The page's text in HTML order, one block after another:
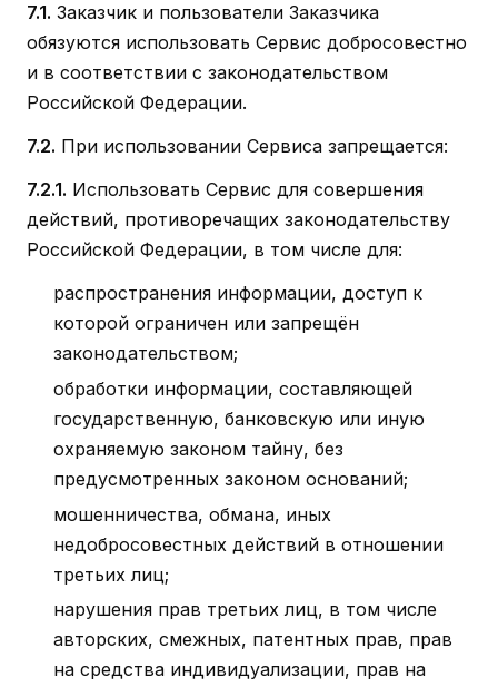
7.1. Заказчик и пользователи Заказчика
обязуются использовать Сервис добросовестно
и в соответствии с законодательством
Российской Федерации.
7.2. При использовании Сервиса запрещается:
7.2.1. Использовать Сервис для совершения
действий, противоречащих законодательству
Российской Федерации, в том числе для:
распространения информации, доступ к
которой ограничен или запрещён
законодательством;
обработки информации, составляющей
государственную, банковскую или иную
охраняемую законом тайну, без
предусмотренных законом оснований;
мошенничества, обмана, иных
недобросовестных действий в отношении
третьих лиц;
нарушения прав третьих лиц, в том числе
авторских, смежных, патентных прав, прав
на средства индивидуализации, прав на